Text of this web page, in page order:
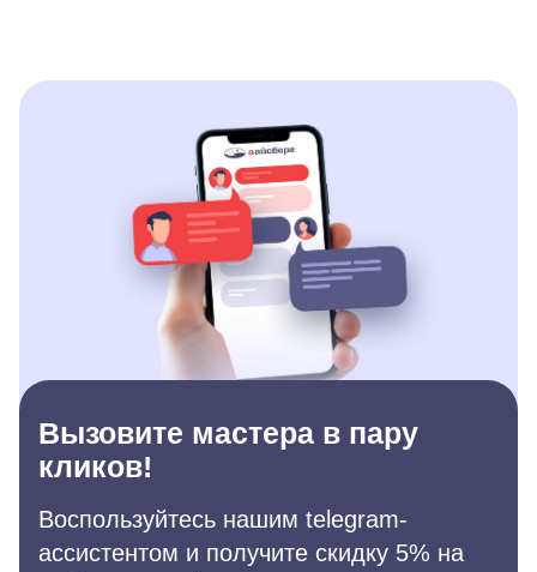
Вызовите мастера в пару
кликов!
Воспользуйтесь нашим telegram-
ассистентом и получите скидку 5% на